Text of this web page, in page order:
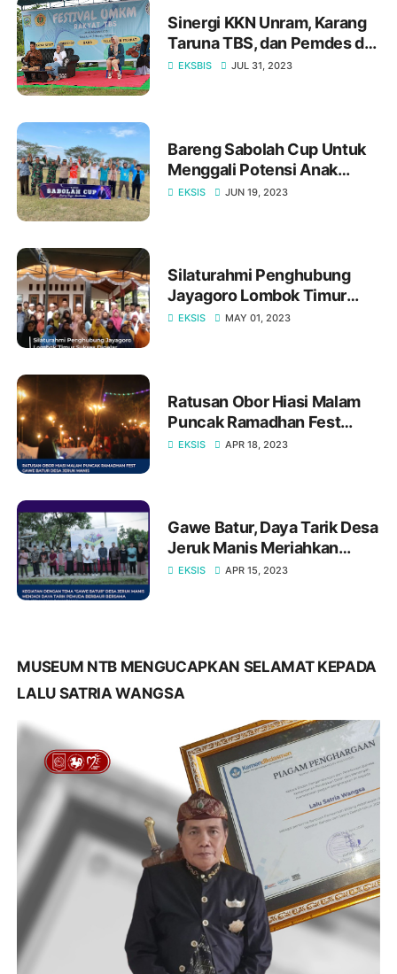
Sinergi KKN Unram, Karang
Taruna TBS, dan Pemdes di
Festival UMKM TBS
EKSBIS JUL 31, 2023
Bareng Sabolah Cup Untuk
Menggali Potensi Anak
Muda Penerus Sepak Bola
EKSIS JUN 19, 2023
Silaturahmi Penghubung
Jayagoro Lombok Timur
Sukses Digelar
EKSIS MAY 01, 2023
Ratusan Obor Hiasi Malam
Puncak Ramadhan Fest
Gawe Batur Desa Jeruk
EKSIS APR 18, 2023
Gawe Batur, Daya Tarik Desa
Jeruk Manis Meriahkan
Ramadhan
EKSIS APR 15, 2023
MUSEUM NTB MENGUCAPKAN SELAMAT KEPADA
LALU SATRIA WANGSA